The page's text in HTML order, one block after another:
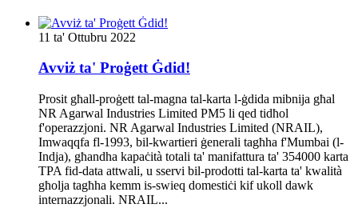
11 ta' Ottubru 2022
Avviż ta' Proġett Ġdid!
Prosit għall-proġett tal-magna tal-karta l-ġdida mibnija għal
NR Agarwal Industries Limited PM5 li qed tidħol
f'operazzjoni. NR Agarwal Industries Limited (NRAIL),
Imwaqqfa fl-1993, bil-kwartieri ġenerali tagħha f'Mumbai (l-
Indja), għandha kapaċità totali ta' manifattura ta' 354000 karta
TPA fid-data attwali, u sservi bil-prodotti tal-karta ta' kwalità
għolja tagħha kemm is-swieq domestiċi kif ukoll dawk
internazzjonali. NRAIL...